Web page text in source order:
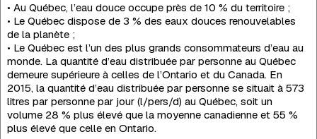
• Au Québec, l’eau douce occupe près de 10 % du territoire ;
• Le Québec dispose de 3 % des eaux douces renouvelables
de la planète ;
• Le Québec est l’un des plus grands consommateurs d’eau au
monde. La quantité d’eau distribuée par personne au Québec
demeure supérieure à celles de l’Ontario et du Canada. En
2015, la quantité d’eau distribuée par personne se situait à 573
litres par personne par jour (l/pers/d) au Québec, soit un
volume 28 % plus élevé que la moyenne canadienne et 55 %
plus élevé que celle en Ontario.